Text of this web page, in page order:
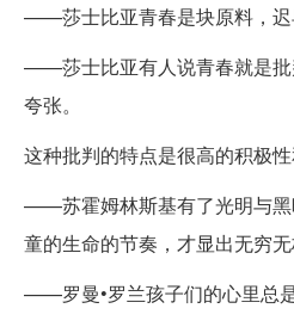
——莎士比亚青春是块原料，迟
——莎士比亚有人说青春就是批
夸张。
这种批判的特点是很高的积极性
——苏霍姆林斯基有了光明与黑
童的生命的节奏，才显出无穷无
——罗曼•罗兰孩子们的心里总